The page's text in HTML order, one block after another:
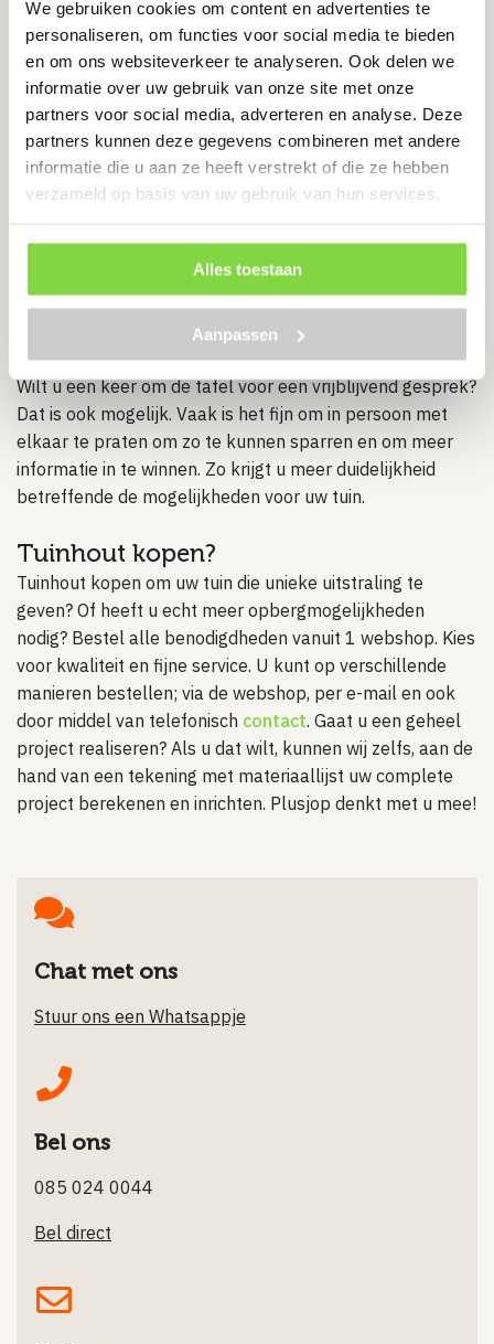
We gebruiken cookies om content en advertenties te
personaliseren, om functies voor social media te bieden
en om ons websiteverkeer te analyseren. Ook delen we
informatie over uw gebruik van onze site met onze
partners voor social media, adverteren en analyse. Deze
partners kunnen deze gegevens combineren met andere
informatie die u aan ze heeft verstrekt of die ze hebben
verzameld op basis van uw gebruik van hun services.
Alles toestaan
Aanpassen
Assortiment tuinhout
Wij bieden tuinhout in meerdere verschillende vormen. U
kunt materialen vinden zoalsconstructiehout, rondhout
envlonders. Bent u op zoek naar een meer kant-en-
klare optie? Wij bieden complete buiten wellness
producten aan en tuinhuizen in verschillende opzetten.
Onze hoogwaardige service biedt gemak en kwaliteit aan.
Profiteer van onze scherpe prijzen en snelle levering.
Wanneer u vandaag besteld, ontvangt u uw order binnen
1 tot 3 werkdagen in huis.
Advies tuininterieur
Wilt u een keer om de tafel voor een vrijblijvend gesprek?
Dat is ook mogelijk. Vaak is het fijn om in persoon met
elkaar te praten om zo te kunnen sparren en om meer
informatie in te winnen. Zo krijgt u meer duidelijkheid
betreffende de mogelijkheden voor uw tuin.
Tuinhout kopen?
Tuinhout kopen om uw tuin die unieke uitstraling te
geven? Of heeft u echt meer opbergmogelijkheden
nodig? Bestel alle benodigdheden vanuit 1 webshop. Kies
voor kwaliteit en fijne service. U kunt op verschillende
manieren bestellen; via de webshop, per e-mail en ook
door middel van telefonisch contact. Gaat u een geheel
project realiseren? Als u dat wilt, kunnen wij zelfs, aan de
hand van een tekening met materiaallijst uw complete
project berekenen en inrichten. Plusjop denkt met u mee!
Chat met ons
Stuur ons een Whatsappje
Bel ons
085 024 0044
Bel direct